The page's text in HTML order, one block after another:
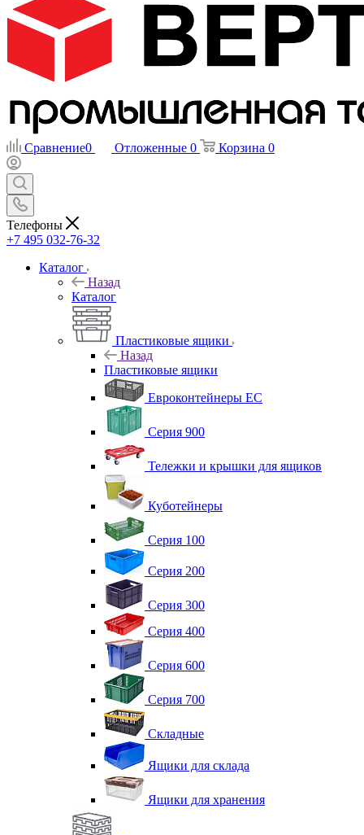
Сравнение0 Отложенные 0 Корзина 0
Телефоны
+7 495 032-76-32
Каталог
Назад
Каталог
Пластиковые ящики
Назад
Пластиковые ящики
Евроконтейнеры ЕС
Серия 900
Тележки и крышки для ящиков
Куботейнеры
Серия 100
Серия 200
Серия 300
Серия 400
Серия 600
Серия 700
Складные
Ящики для склада
Ящики для хранения